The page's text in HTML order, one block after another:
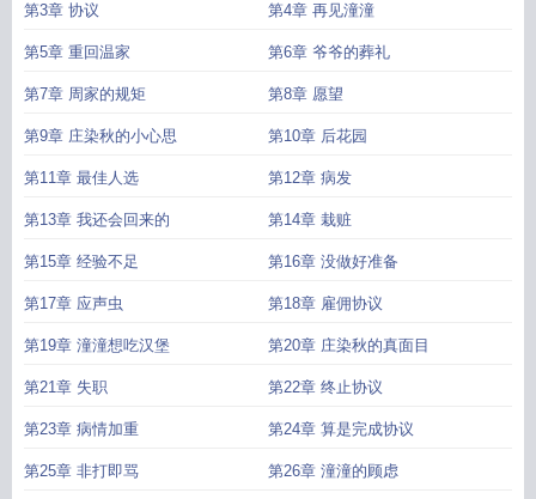
第3章 协议 第4章 再见潼潼
第5章 重回温家 第6章 爷爷的葬礼
第7章 周家的规矩 第8章 愿望
第9章 庄染秋的小心思 第10章 后花园
第11章 最佳人选 第12章 病发
第13章 我还会回来的 第14章 栽赃
第15章 经验不足 第16章 没做好准备
第17章 应声虫 第18章 雇佣协议
第19章 潼潼想吃汉堡 第20章 庄染秋的真面目
第21章 失职 第22章 终止协议
第23章 病情加重 第24章 算是完成协议
第25章 非打即骂 第26章 潼潼的顾虑